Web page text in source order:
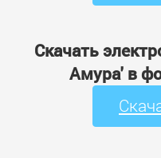
Скачать
Амура' в